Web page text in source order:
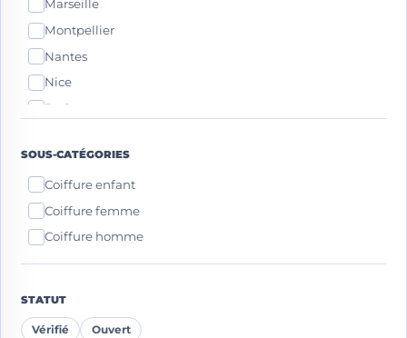
Marseille
Montpellier
Nantes
Nice
Paris
Toulouse
SOUS-CATÉGORIES
Coiffure enfant
Coiffure femme
Coiffure homme
STATUT
Vérifié Ouvert